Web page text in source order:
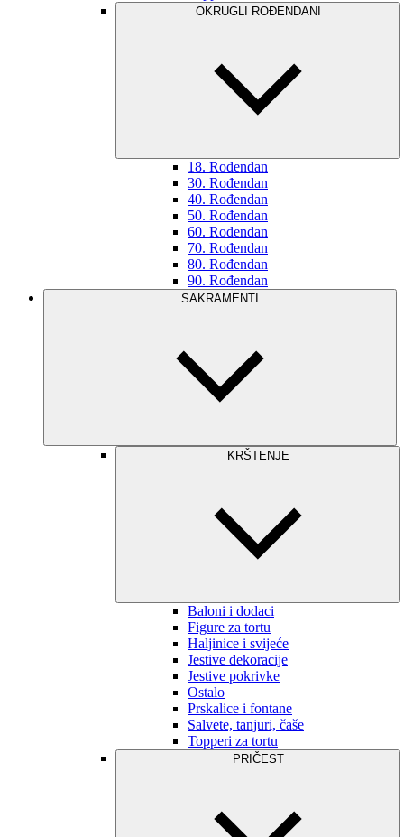
OKRUGLI ROĐENDANI
18. Rođendan
30. Rođendan
40. Rođendan
50. Rođendan
60. Rođendan
70. Rođendan
80. Rođendan
90. Rođendan
SAKRAMENTI
KRŠTENJE
Baloni i dodaci
Figure za tortu
Haljinice i svijeće
Jestive dekoracije
Jestive pokrivke
Ostalo
Prskalice i fontane
Salvete, tanjuri, čaše
Topperi za tortu
PRIČEST